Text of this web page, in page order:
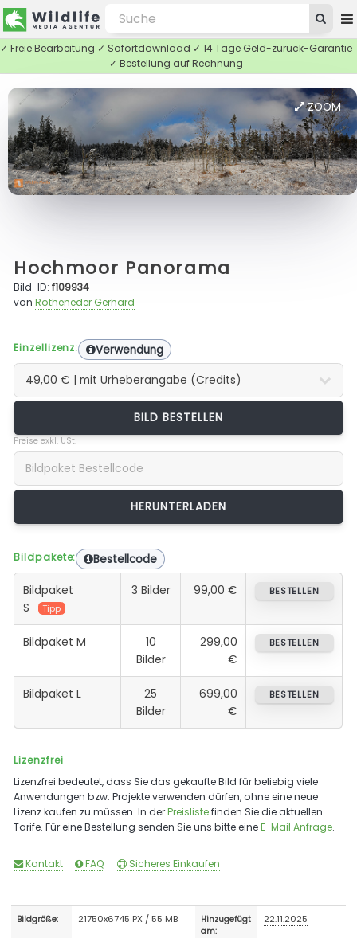
✓ Freie Bearbeitung ✓ Sofortdownload ✓ 14 Tage Geld-zurück-Garantie
✓ Bestellung auf Rechnung
ZOOM
Hochmoor Panorama
Bild-ID:f109934
vonRotheneder Gerhard
Einzellizenz: Verwendung
BILD BESTELLEN
Preise exkl. USt.
Bildpakete: Bestellcode
Bildpaket
S
Tipp
3 Bilder 99,00 € BESTELLEN
Bildpaket M
10
Bilder
299,00
€
BESTELLEN
Bildpaket L
25
Bilder
699,00
€
BESTELLEN
Lizenzfrei
Lizenzfrei bedeutet, dass Sie das gekaufte Bild für beliebig viele
Anwendungen bzw. Projekte verwenden dürfen, ohne eine neue
Lizenz kaufen zu müssen. In derPreislistefinden Sie die aktuellen
Tarife. Für eine Bestellung senden Sie uns bitte eineE-Mail Anfrage.
Kontakt FAQ Sicheres Einkaufen
Bildgröße: 21750x6745 PX / 55 MB
Hinzugefügt
am:
22.11.2025